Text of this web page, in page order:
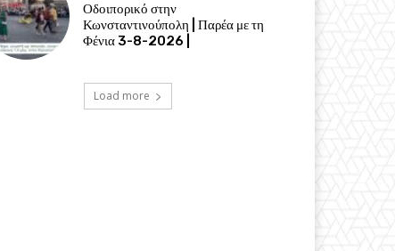
Οδοιπορικό στην
Κωνσταντινούπολη | Παρέα με τη
Φένια 3-8-2026 |
Load more